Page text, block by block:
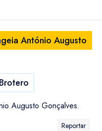
António Augusto
Augusto Gonçalves.
Reportar